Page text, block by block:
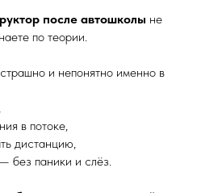
после автошколы не
по теории.
и непонятно именно в
в потоке,
дистанцию,
без паники и слёз.